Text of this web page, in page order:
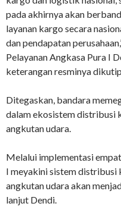
pada akhirnya akan
layanan kargo secara
dan pendapatan
Pelayanan Angkasa Pura I
keterangan resminya
Ditegaskan, bandara
dalam ekosistem distribusi
angkutan udara.
Melalui implementasi
I meyakini sistem
angkutan udara akan
lanjut Dendi.